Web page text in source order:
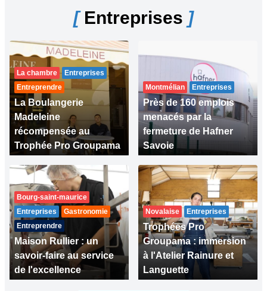
[Entreprises ]
La chambre
Entreprises
Entreprendre
La Boulangerie
Madeleine
récompensée au
Trophée Pro Groupama
Montmélian Entreprises
Près de 160 emplois
menacés par la
fermeture de Hafner
Savoie
Bourg-saint-maurice
Entreprises
Gastronomie
Entreprendre
Maison Rullier : un
savoir-faire au service
de l'excellence
Novalaise Entreprises
Trophées Pro
Groupama : immersion
à l'Atelier Rainure et
Languette